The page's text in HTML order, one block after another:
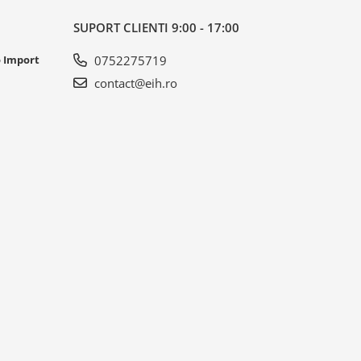
Import
SUPORT CLIENTI 9:00 - 17:00
0752275719
contact@eih.ro